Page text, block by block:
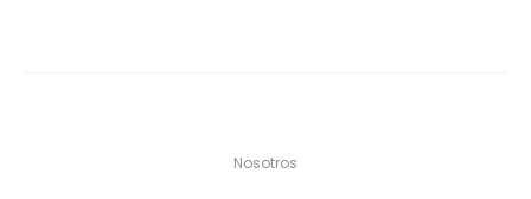
Nosotros